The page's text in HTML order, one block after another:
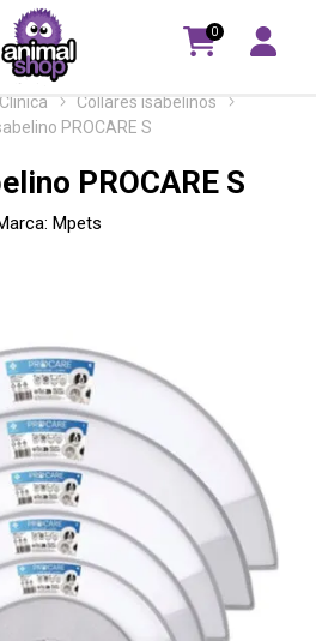
0
Clinica
Collares isabelinos
PROCARE S
PROCARE S
Mpets